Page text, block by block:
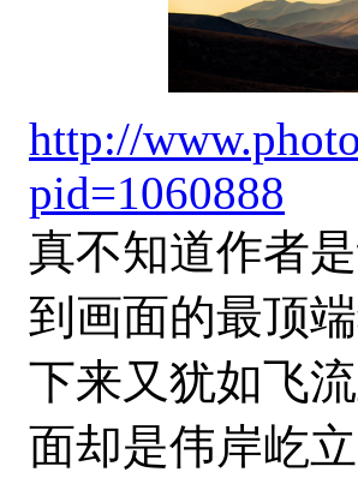
http://
pid=1060888
真不知道作者
到画面的最顶
下来又犹如飞
面却是伟岸屹